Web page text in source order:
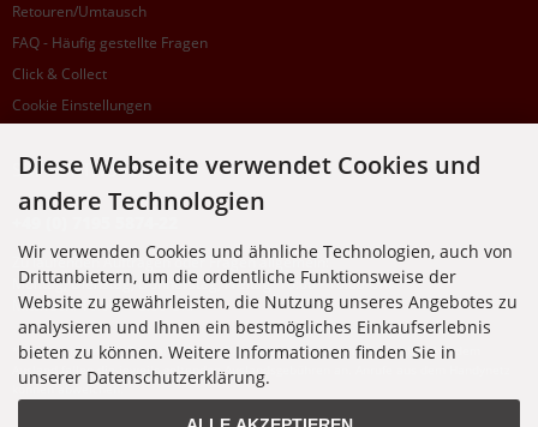
Retouren/Umtausch
FAQ - Häufig gestellte Fragen
Click & Collect
Cookie Einstellungen
SUPPORTHOTLINE
Zu laufenden Aufträgen oder Fragen allgemein:
Montag, Dienstag, Donnerstag, Freitag: 10:00 - 16:00 Uhr
Mittwoch: 10:00 - 18:00 Uhr
* Kosten: normaler Ortstarif DE, mit Flatratevertrag natürlich kostenlos. Aus dem
Ausland fallen die jeweils geltenden Auslandsgebühren an. Anrufe aus dem Handynetz
können abweichen.
Diese Webseite verwendet Cookies und
andere Technologien
Wir verwenden Cookies und ähnliche Technologien, auch von
Drittanbietern, um die ordentliche Funktionsweise der
Website zu gewährleisten, die Nutzung unseres Angebotes zu
analysieren und Ihnen ein bestmögliches Einkaufserlebnis
bieten zu können. Weitere Informationen finden Sie in
unserer Datenschutzerklärung.